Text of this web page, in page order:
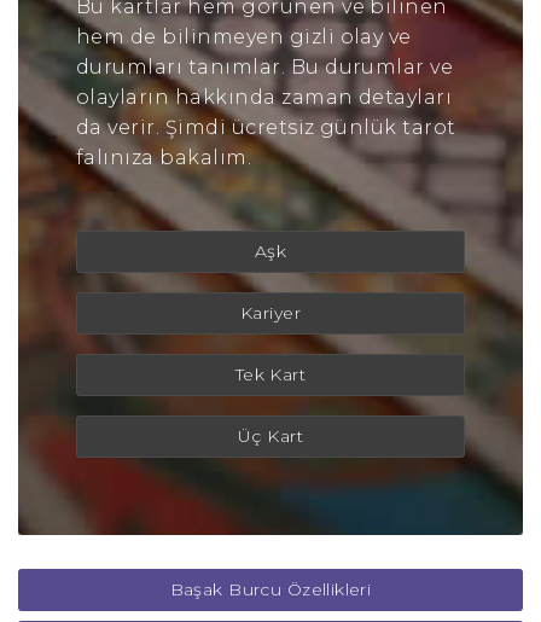
Bu kartlar hem görünen ve bilinen
hem de bilinmeyen gizli olay ve
durumları tanımlar. Bu durumlar ve
olayların hakkında zaman detayları
da verir. Şimdi ücretsiz günlük tarot
falınıza bakalım.
Aşk
Kariyer
Tek Kart
Üç Kart
Başak Burcu Özellikleri